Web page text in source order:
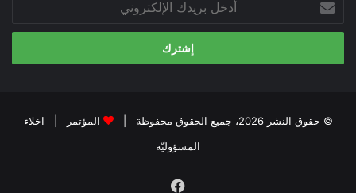
بريدك
الإلكتروني
© حقوق النشر 2026، جميع الحقوق محفوظة | المؤتمر
اخلاء
المسؤوليّة
فيسبوك